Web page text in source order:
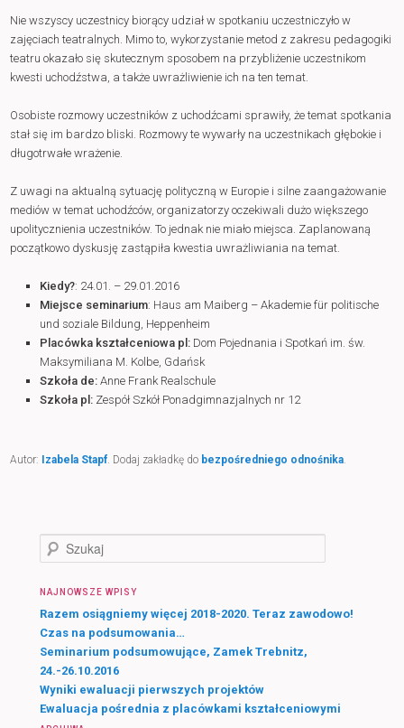
Nie wszyscy uczestnicy biorący udział w spotkaniu uczestniczyło w
zajęciach teatralnych. Mimo to, wykorzystanie metod z zakresu pedagogiki
teatru okazało się skutecznym sposobem na przybliżenie uczestnikom
kwesti uchodźstwa, a także uwrażliwienie ich na ten temat.
Osobiste rozmowy uczestników z uchodźcami sprawiły, że temat spotkania
stał się im bardzo bliski. Rozmowy te wywarły na uczestnikach głębokie i
długotrwałe wrażenie.
Z uwagi na aktualną sytuację polityczną w Europie i silne zaangażowanie
mediów w temat uchodźców, organizatorzy oczekiwali dużo większego
upolitycznienia uczestników. To jednak nie miało miejsca. Zaplanowaną
początkowo dyskusję zastąpiła kwestia uwrażliwiania na temat.
Kiedy?: 24.01. – 29.01.2016
Miejsce seminarium: Haus am Maiberg – Akademie für politische
und soziale Bildung, Heppenheim
Placówka kształceniowa pl:Dom Pojednania i Spotkań im. św.
Maksymiliana M. Kolbe, Gdańsk
Szkoła de:Anne Frank Realschule
Szkoła pl:Zespół Szkół Ponadgimnazjalnych nr 12
Autor: Izabela Stapf. Dodaj zakładkę do bezpośredniego odnośnika.
z
k
a
j
NAJNOWSZE WPISY
Razem osiągniemy więcej 2018-2020. Teraz zawodowo!
Czas na podsumowania…
Seminarium podsumowujące, Zamek Trebnitz,
24.-26.10.2016
Wyniki ewaluacji pierwszych projektów
Ewaluacja pośrednia z placówkami kształceniowymi